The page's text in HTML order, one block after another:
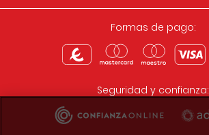
Formas de pago:
Seguridad y confianza: